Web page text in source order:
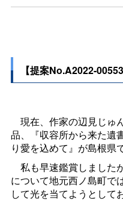
【提案No.A2022-
現在、作家の辺見じゅ
品、『収容所から来た遺
り愛を込めて』が島根県
私も早速鑑賞しました
について地元西ノ島町で
して光を当てようとして